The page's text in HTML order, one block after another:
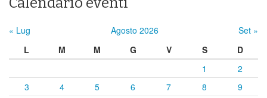
« Lug Agosto 2026
Set »
L
M M G V S
D
1
2
3
4 5 6 7 8
9